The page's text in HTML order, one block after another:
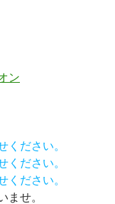
ン
ください。
ください。
ください。
せ。